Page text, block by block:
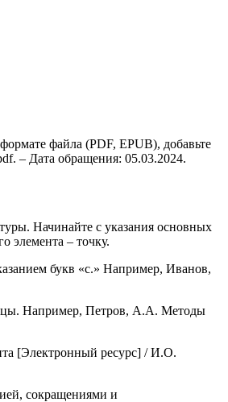
файла (PDF, EPUB), добавьте
– Дата обращения: 05.03.2024.
Начинайте с указания основных
элемента – точку.
букв «с.» Например, Иванов,
Например, Петров, А.А. Методы
[Электронный ресурс] / И.О.
сокращениями и